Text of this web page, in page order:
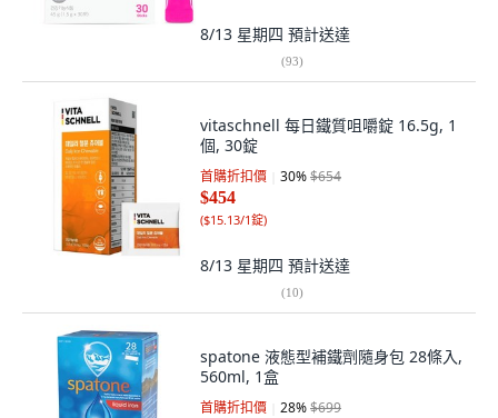
8/13 星期四 預計送達
(93)
vitaschnell 每日鐵質咀嚼錠 16.5g, 1
個, 30錠
首購折扣價 30%$654
$454
($15.13/1錠)
8/13 星期四 預計送達
(10)
spatone 液態型補鐵劑隨身包 28條入,
560ml, 1盒
首購折扣價 28%$699